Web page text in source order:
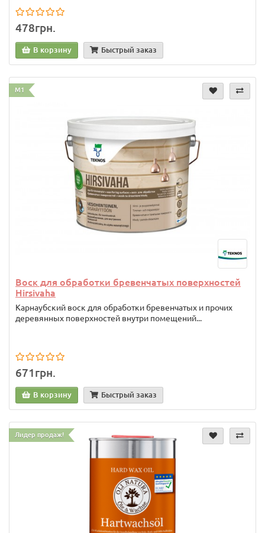
478грн.
В корзину Быстрый заказ
M1
Воск для обработки бревенчатых поверхностей
Hirsivaha
Карнаубский воск для обработки бревенчатых и прочих
деревянных поверхностей внутри помещений...
671грн.
В корзину Быстрый заказ
Лидер продаж!